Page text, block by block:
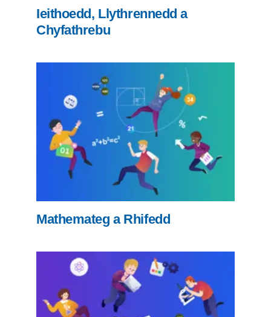
Ieithoedd, Llythrennedd a
Chyfathrebu
Mathemateg a Rhifedd